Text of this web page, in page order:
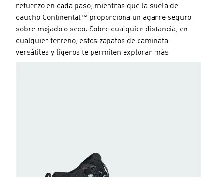
refuerzo en cada paso, mientras que la suela de
caucho Continental™ proporciona un agarre seguro
sobre mojado o seco. Sobre cualquier distancia, en
cualquier terreno, estos zapatos de caminata
versátiles y ligeros te permiten explorar más